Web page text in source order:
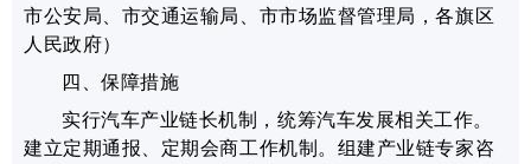
市公安局、市交通运输局、市市场监督管理局，各旗区
人民政府）
四、保障措施
实行汽车产业链长机制，统筹汽车发展相关工作。
建立定期通报、定期会商工作机制。 组建产业链专家咨